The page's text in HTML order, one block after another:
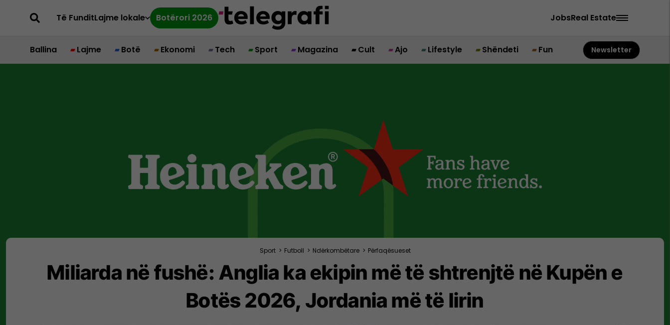
Të FunditLajme lokale Botërori 2026 JobsReal Estate
Ballina Lajme Botë Ekonomi Tech Sport Magazina Cult Ajo Lifestyle Shëndeti Fun Newsletter
Sport > Futboll > Ndërkombëtare > Përfaqësueset
Miliarda në fushë: Anglia ka ekipin më të shtrenjtë në Kupën e
Botës 2026, Jordania më të lirin